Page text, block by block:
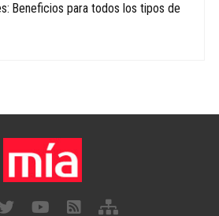
Beneficios para todos los tipos de